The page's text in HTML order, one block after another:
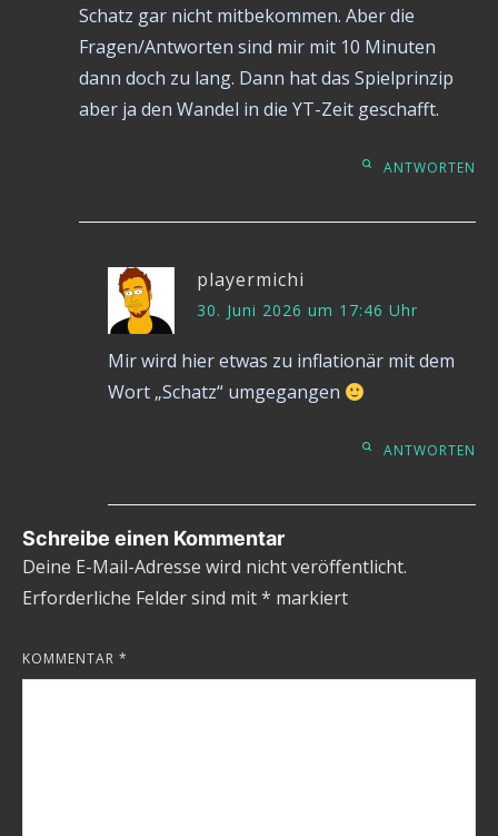
Schatz gar nicht mitbekommen. Aber die
Fragen/Antworten sind mir mit 10 Minuten
dann doch zu lang. Dann hat das Spielprinzip
aber ja den Wandel in die YT-Zeit geschafft.
ANTWORTEN
playermichi
30. Juni 2026 um 17:46 Uhr
Mir wird hier etwas zu inflationär mit dem
Wort „Schatz“ umgegangen
ANTWORTEN
Schreibe einen Kommentar
Deine E-Mail-Adresse wird nicht veröffentlicht.
Erforderliche Felder sind mit* markiert
KOMMENTAR *